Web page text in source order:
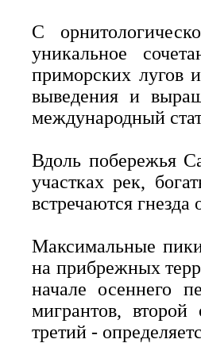
С
уникальное
приморских лугов
выведения и
международный
Вдоль побережья
участках рек,
встречаются
Максимальные
на прибрежных
начале осеннего
мигрантов, второй
третий -